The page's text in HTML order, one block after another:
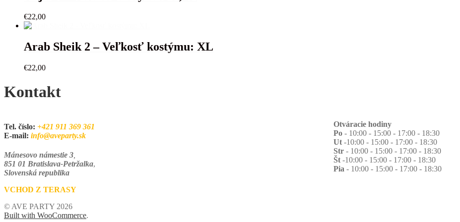
€22,00
Arab Sheik 2 – Veľkosť kostýmu: XL
€22,00
Kontakt
Tel. číslo: +421 911 369 361
E-mail: info@aveparty.sk
Mánesovo námestie 3
851 01 Bratislava-Petržalka,
Slovenská republika
VCHOD Z TERASY
Otváracie hodiny
Po - 10:00 - 15:00 - 17:00 - 18:30
Ut -10:00 - 15:00 - 17:00 - 18:30
Str - 10:00 - 15:00 - 17:00 - 18:30
Št -10:00 - 15:00 - 17:00 - 18:30
Pia - 10:00 - 15:00 - 17:00 - 18:30
© AVE PARTY 2026
Built with WooCommerce.